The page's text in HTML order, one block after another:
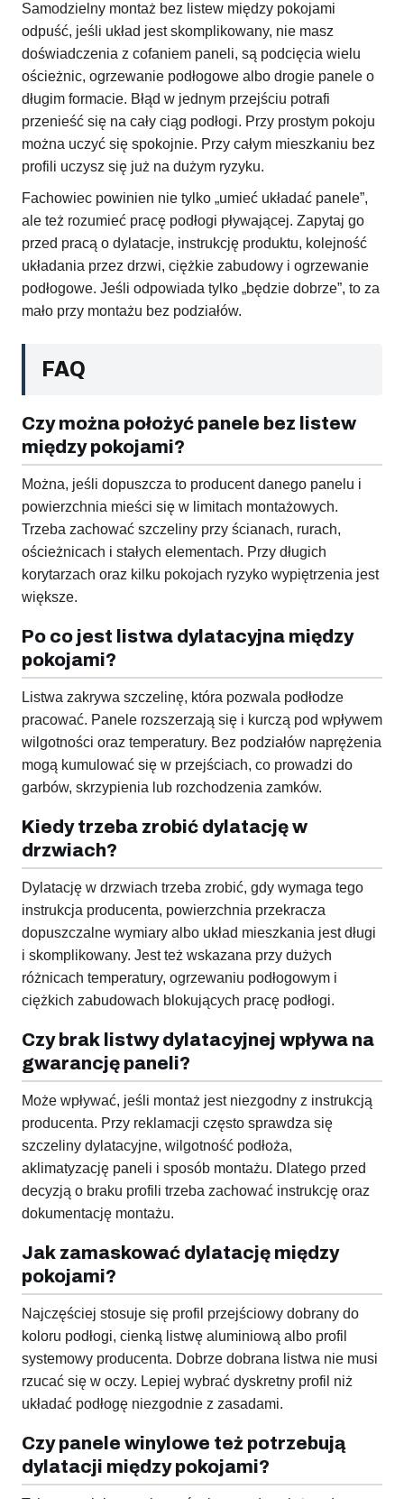
Samodzielny montaż bez listew między pokojami
odpuść, jeśli układ jest skomplikowany, nie masz
doświadczenia z cofaniem paneli, są podcięcia wielu
ościeżnic, ogrzewanie podłogowe albo drogie panele o
długim formacie. Błąd w jednym przejściu potrafi
przenieść się na cały ciąg podłogi. Przy prostym pokoju
można uczyć się spokojnie. Przy całym mieszkaniu bez
profili uczysz się już na dużym ryzyku.
Fachowiec powinien nie tylko „umieć układać panele”,
ale też rozumieć pracę podłogi pływającej. Zapytaj go
przed pracą o dylatacje, instrukcję produktu, kolejność
układania przez drzwi, ciężkie zabudowy i ogrzewanie
podłogowe. Jeśli odpowiada tylko „będzie dobrze”, to za
mało przy montażu bez podziałów.
FAQ
Czy można położyć panele bez listew
między pokojami?
Można, jeśli dopuszcza to producent danego panelu i
powierzchnia mieści się w limitach montażowych.
Trzeba zachować szczeliny przy ścianach, rurach,
ościeżnicach i stałych elementach. Przy długich
korytarzach oraz kilku pokojach ryzyko wypiętrzenia jest
większe.
Po co jest listwa dylatacyjna między
pokojami?
Listwa zakrywa szczelinę, która pozwala podłodze
pracować. Panele rozszerzają się i kurczą pod wpływem
wilgotności oraz temperatury. Bez podziałów naprężenia
mogą kumulować się w przejściach, co prowadzi do
garbów, skrzypienia lub rozchodzenia zamków.
Kiedy trzeba zrobić dylatację w
drzwiach?
Dylatację w drzwiach trzeba zrobić, gdy wymaga tego
instrukcja producenta, powierzchnia przekracza
dopuszczalne wymiary albo układ mieszkania jest długi
i skomplikowany. Jest też wskazana przy dużych
różnicach temperatury, ogrzewaniu podłogowym i
ciężkich zabudowach blokujących pracę podłogi.
Czy brak listwy dylatacyjnej wpływa na
gwarancję paneli?
Może wpływać, jeśli montaż jest niezgodny z instrukcją
producenta. Przy reklamacji często sprawdza się
szczeliny dylatacyjne, wilgotność podłoża,
aklimatyzację paneli i sposób montażu. Dlatego przed
decyzją o braku profili trzeba zachować instrukcję oraz
dokumentację montażu.
Jak zamaskować dylatację między
pokojami?
Najczęściej stosuje się profil przejściowy dobrany do
koloru podłogi, cienką listwę aluminiową albo profil
systemowy producenta. Dobrze dobrana listwa nie musi
rzucać się w oczy. Lepiej wybrać dyskretny profil niż
układać podłogę niezgodnie z zasadami.
Czy panele winylowe też potrzebują
dylatacji między pokojami?